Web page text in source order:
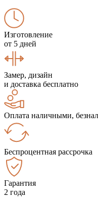
Изготовление
от 5 дней
Замер, дизайн
и доставка бесплатно
Оплата наличными,
Беспроцентная рассрочка
Гарантия
2 года